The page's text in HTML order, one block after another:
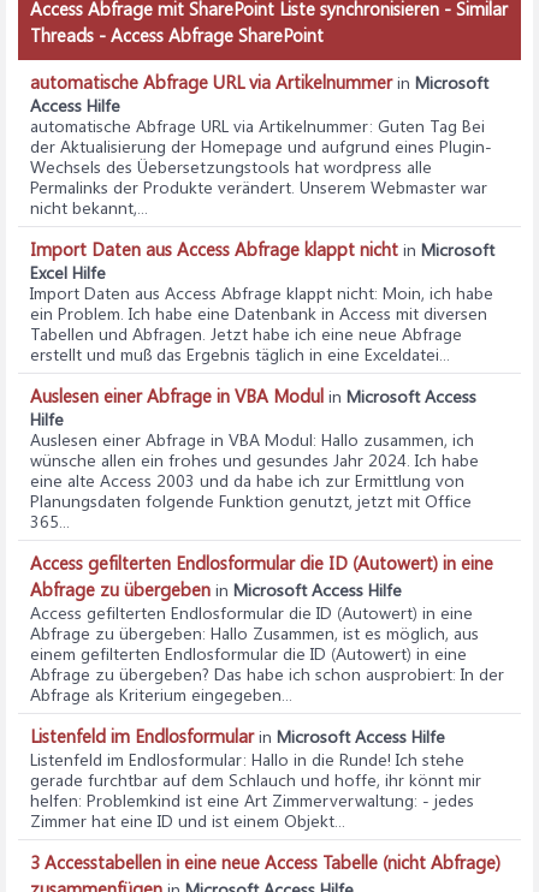
Access Abfrage mit SharePoint Liste synchronisieren - Similar
Threads - Access Abfrage SharePoint
automatische Abfrage URL via Artikelnummerin Microsoft
Access Hilfe
automatische Abfrage URL via Artikelnummer: Guten Tag Bei
der Aktualisierung der Homepage und aufgrund eines Plugin-
Wechsels des Üebersetzungstools hat wordpress alle
Permalinks der Produkte verändert. Unserem Webmaster war
nicht bekannt,...
Import Daten aus Access Abfrage klappt nicht in Microsoft
Excel Hilfe
Import Daten aus Access Abfrage klappt nicht: Moin, ich habe
ein Problem. Ich habe eine Datenbank in Access mit diversen
Tabellen und Abfragen. Jetzt habe ich eine neue Abfrage
erstellt und muß das Ergebnis täglich in eine Exceldatei...
Auslesen einer Abfrage in VBA Modul in Microsoft Access
Hilfe
Auslesen einer Abfrage in VBA Modul: Hallo zusammen, ich
wünsche allen ein frohes und gesundes Jahr 2024. Ich habe
eine alte Access 2003 und da habe ich zur Ermittlung von
Planungsdaten folgende Funktion genutzt, jetzt mit Office
365...
Access gefilterten Endlosformular die ID (Autowert) in eine
Abfrage zu übergeben in Microsoft Access Hilfe
Access gefilterten Endlosformular die ID (Autowert) in eine
Abfrage zu übergeben: Hallo Zusammen, ist es möglich, aus
einem gefilterten Endlosformular die ID (Autowert) in eine
Abfrage zu übergeben? Das habe ich schon ausprobiert: In der
Abfrage als Kriterium eingegeben...
Listenfeld im Endlosformularin Microsoft Access Hilfe
Listenfeld im Endlosformular: Hallo in die Runde! Ich stehe
gerade furchtbar auf dem Schlauch und hoffe, ihr könnt mir
helfen: Problemkind ist eine Art Zimmerverwaltung: - jedes
Zimmer hat eine ID und ist einem Objekt...
3 Accesstabellen in eine neue Access Tabelle (nicht Abfrage)